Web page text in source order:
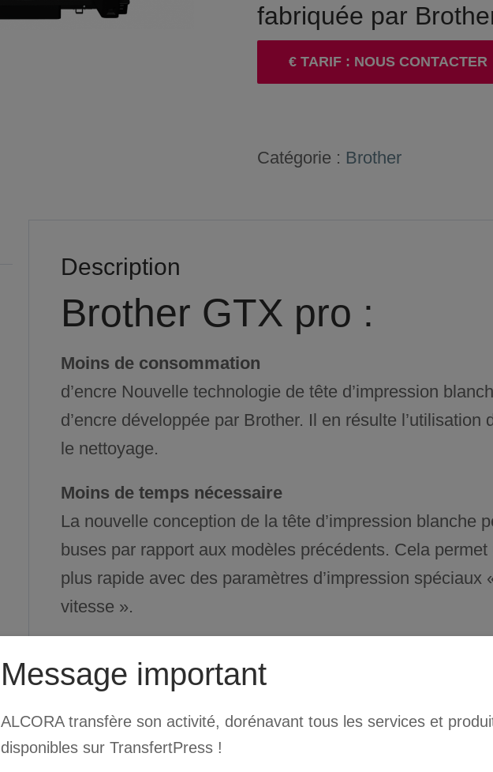
fabriquée par
€ TARIF : NOUS CONTACTER
Catégorie : Brother
Description
Brother GTX pro :
Moins de consommation
d’encre Nouvelle technologie de tête d’impression
d’encre développée par Brother. Il en résulte l’utilisation
le nettoyage.
Moins de temps nécessaire
La nouvelle conception de la tête d’impression blanche
buses par rapport aux modèles précédents. Cela
plus rapide avec des paramètres d’impression spéciaux
vitesse ».
Nous avons réduit drastiquement les processus de
augmenter la productivité!
Message important
ALCORA transfère son activité, dorénavant tous les services et
disponibles sur TransfertPress !